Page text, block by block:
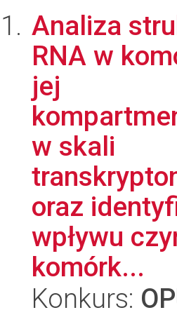
Analiza
RNA w
jej
w skali
oraz
wpływu
komórk...
Konkurs: